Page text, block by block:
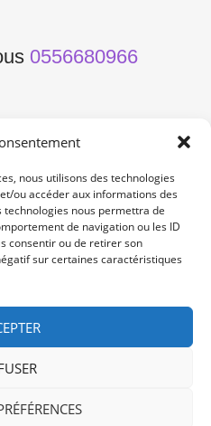
nous utilisons des technologies
ou accéder aux informations des
nous permettra de
de navigation ou les ID
consentir ou de retirer son
sur certaines caractéristiques
0556680966
l'Yser 33800
10:00 -19:00
/ /